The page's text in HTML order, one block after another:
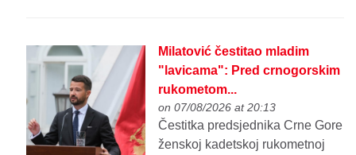
Milatović čestitao mladim
"lavicama": Pred crnogorskim
rukometom...
on 07/08/2026 at 20:13
Čestitka predsjednika Crne Gore
ženskoj kadetskoj rukometnoj